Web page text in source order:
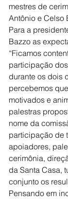
mestres de
Antônio e Celso
Para a
Bazzo as
“Ficamos
participação
durante os dois
percebemos
motivados e
palestras
nome da
participação de
apoiadores,
cerimônia,
da Santa Casa,
conjunto os
Pensando em